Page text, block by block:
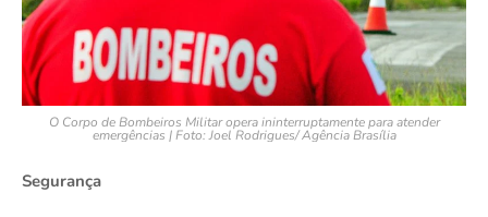
O Corpo de Bombeiros Militar opera ininterruptamente para atender
emergências | Foto: Joel Rodrigues/ Agência Brasília
Segurança